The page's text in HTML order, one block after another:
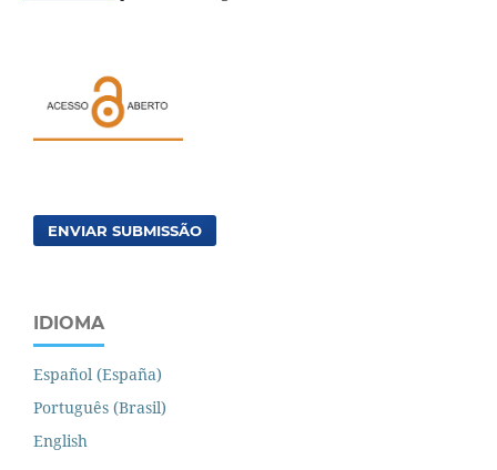
ENVIAR SUBMISSÃO
IDIOMA
Español (España)
Português (Brasil)
English